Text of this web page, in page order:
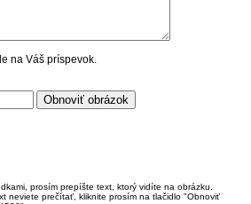
na Váš príspevok.
prosím prepíšte text, ktorý vidíte na obrázku.
neviete prečítať, kliknite prosím na tlačidlo "Obnoviť